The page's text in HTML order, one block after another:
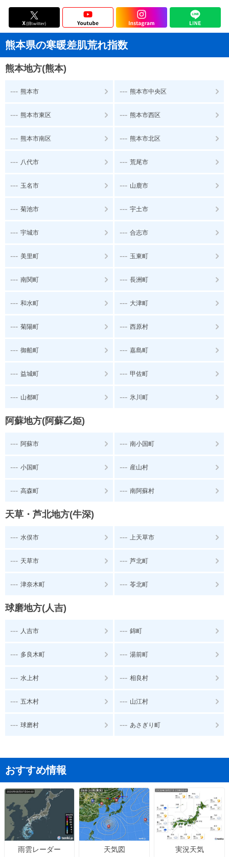
熊本県の寒暖差肌荒れ指数
熊本地方(熊本)
--- 熊本市 --- 熊本市中央区
--- 熊本市東区 --- 熊本市西区
--- 熊本市南区 --- 熊本市北区
--- 八代市 --- 荒尾市
--- 玉名市 --- 山鹿市
--- 菊池市 --- 宇土市
--- 宇城市 --- 合志市
--- 美里町 --- 玉東町
--- 南関町 --- 長洲町
--- 和水町 --- 大津町
--- 菊陽町 --- 西原村
--- 御船町 --- 嘉島町
--- 益城町 --- 甲佐町
--- 山都町 --- 氷川町
阿蘇地方(阿蘇乙姫)
--- 阿蘇市 --- 南小国町
--- 小国町 --- 産山村
--- 高森町 --- 南阿蘇村
天草・芦北地方(牛深)
--- 水俣市 --- 上天草市
--- 天草市 --- 芦北町
--- 津奈木町 --- 苓北町
球磨地方(人吉)
--- 人吉市 --- 錦町
--- 多良木町 --- 湯前町
--- 水上村 --- 相良村
--- 五木村 --- 山江村
--- 球磨村 --- あさぎり町
おすすめ情報
雨雲レーダー 天気図 実況天気